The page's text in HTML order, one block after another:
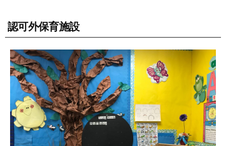
認可外保育施設